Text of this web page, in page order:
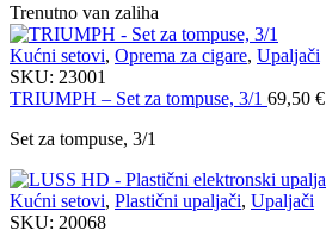
Trenutno van zaliha
Kućni setovi, Oprema za cigare, Upaljači
SKU: 23001
TRIUMPH – Set za tompuse, 3/1 69,50 €
Set za tompuse, 3/1
Kućni setovi, Plastični upaljači, Upaljači
SKU: 20068